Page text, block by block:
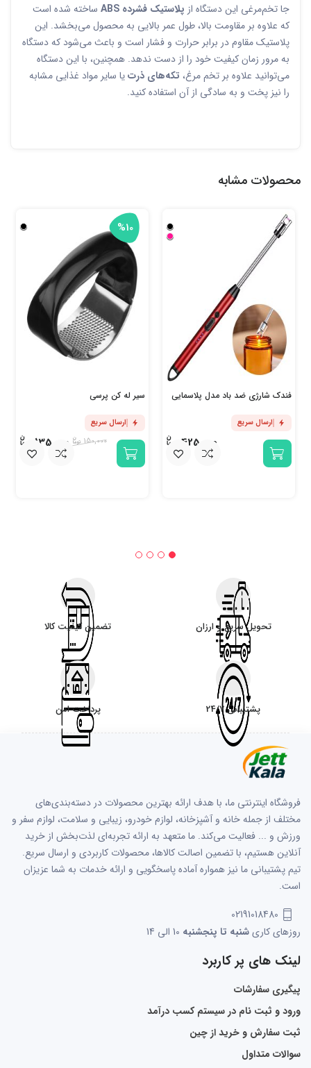
جا تخم‌مرغی این دستگاه از پلاستیک فشرده ABS
ساخته شده است
که علاوه بر مقاومت بالا، طول عمر بالایی به محصول می‌بخشد. این
پلاستیک مقاوم در برابر حرارت و فشار است و باعث می‌شود که دستگاه
به مرور زمان کیفیت خود را از دست ندهد. همچنین، با این دستگاه
می‌توانید علاوه بر تخم مرغ، تکه‌های ذرتیا سایر مواد غذایی مشابه
را نیز پخت و به سادگی از آن استفاده کنید.
محصولات مشابه
فندک شارژی ضد باد مدل پلاسمایی
ارسال سریع
425,000
%10
سیر له کن پرسی
ارسال سریع
150,000
135,000
تحویل سریع و ارزان تضمین کیفیت کالا
پشتیبانی 24/7 پرداخت امن
فروشگاه اینترنتی ما، با هدف ارائه بهترین محصولات در دسته‌بندی‌های
مختلف از جمله خانه و آشپزخانه، لوازم خودرو، زیبایی و سلامت، لوازم سفر و
ورزش و ... فعالیت می‌کند. ما متعهد به ارائه تجربه‌ای لذت‌بخش از خرید
آنلاین هستیم، با تضمین اصالت کالاها، محصولات کاربردی و ارسال سریع.
تیم پشتیبانی ما نیز همواره آماده پاسخگویی و ارائه خدمات به شما عزیزان
است.
02191018480
روزهای کاریشنبه تا پنجشنبه
لینک های پر کاربرد
پیگیری سفارشات
ورود و ثبت نام در سیستم کسب درآمد
ثبت سفارش و خرید از چین
سوالات متداول